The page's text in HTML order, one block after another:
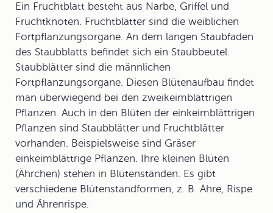
Ein Fruchtblatt besteht aus Narbe, Griffel und
Fruchtknoten. Fruchtblätter sind die weiblichen
Fortpflanzungsorgane. An dem langen Staubfaden
des Staubblatts befindet sich ein Staubbeutel.
Staubblätter sind die männlichen
Fortpflanzungsorgane. Diesen Blütenaufbau findet
man überwiegend bei den zweikeimblättrigen
Pflanzen. Auch in den Blüten der einkeimblättrigen
Pflanzen sind Staubblätter und Fruchtblätter
vorhanden. Beispielsweise sind Gräser
einkeimblättrige Pflanzen. Ihre kleinen Blüten
(Ährchen) stehen in Blütenständen. Es gibt
verschiedene Blütenstandformen, z. B. Ähre, Rispe
und Ährenrispe.